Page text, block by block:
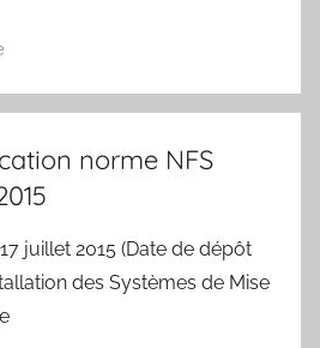
norme NFS
juillet 2015 (Date de dépôt
des Systèmes de Mise